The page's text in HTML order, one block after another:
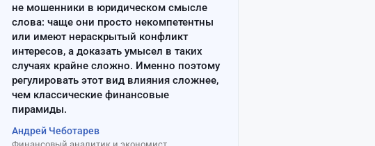
не мошенники в юридическом смысле
слова: чаще они просто некомпетентны
или имеют нераскрытый конфликт
интересов, а доказать умысел в таких
случаях крайне сложно. Именно поэтому
регулировать этот вид влияния сложнее,
чем классические финансовые
пирамиды.
Андрей Чеботарев